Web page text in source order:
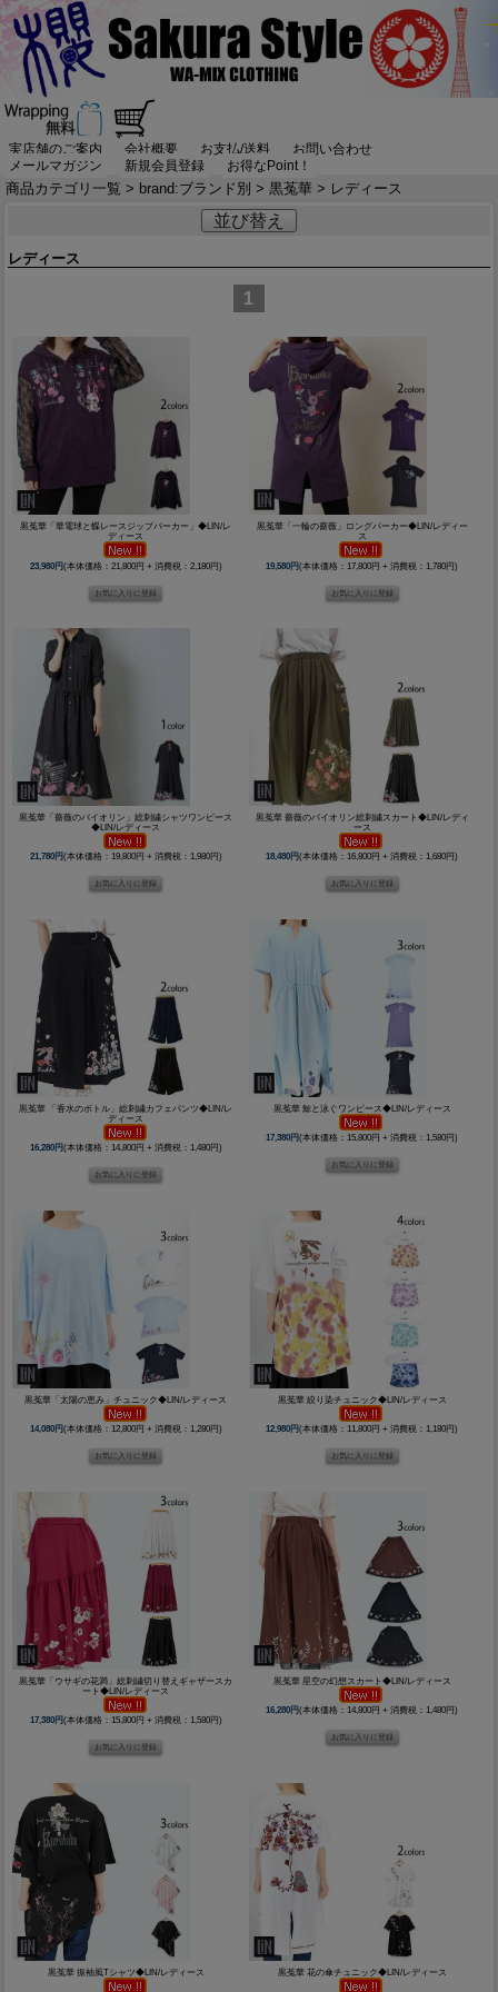
実店舗のご案内 会社概要 お支払/送料
お問い合わせ
メールマガジン
新規会員登録 お得なPoint！
商品カテゴリ一覧 > brand:ブランド別 > 黒菟華 > レディース
並び替え
レディース
1
黒菟華「華電球と蝶レースジップパーカー」◆LIN/レ
ディース
23,980円(本体価格：21,800円 + 消費税：2,180円)
黒菟華「一輪の薔薇」ロングパーカー◆LIN/レディー
ス
19,580円(本体価格：17,800円 + 消費税：1,780円)
黒菟華「薔薇のバイオリン」総刺繍シャツワンピース
◆LIN/レディース
21,780円(本体価格：19,800円 + 消費税：1,980円)
黒菟華 薔薇のバイオリン総刺繍スカート◆LIN/レディ
ース
18,480円(本体価格：16,800円 + 消費税：1,680円)
黒菟華 「香水のボトル」総刺繍カフェパンツ◆LIN/レ
ディース
16,280円(本体価格：14,800円 + 消費税：1,480円)
黒菟華 鯨と泳ぐワンピース◆LIN/レディース
17,380円(本体価格：15,800円 + 消費税：1,580円)
黒菟華「太陽の恵み」チュニック◆LIN/レディース
14,080円(本体価格：12,800円 + 消費税：1,280円)
黒菟華 絞り染チュニック◆LIN/レディース
12,980円(本体価格：11,800円 + 消費税：1,180円)
黒菟華「ウサギの花満」総刺繍切り替えギャザースカ
ート◆LIN/レディース
17,380円(本体価格：15,800円 + 消費税：1,580円)
黒菟華 星空の幻想スカート◆LIN/レディース
16,280円(本体価格：14,800円 + 消費税：1,480円)
黒菟華 振袖風Tシャツ◆LIN/レディース 黒菟華 花の傘チュニック◆LIN/レディース